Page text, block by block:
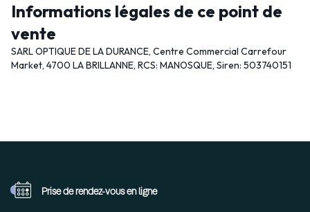
Informations légales de ce point de
vente
SARL OPTIQUE DE LA DURANCE, Centre Commercial Carrefour
Market, 4700 LA BRILLANNE, RCS: MANOSQUE, Siren: 503740151
Prise de rendez-vous en ligne